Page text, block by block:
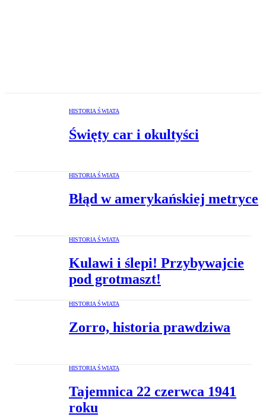
HISTORIA ŚWIATA
Święty car i okultyści
HISTORIA ŚWIATA
Błąd w amerykańskiej metryce
HISTORIA ŚWIATA
Kulawi i ślepi! Przybywajcie
pod grotmaszt!
HISTORIA ŚWIATA
Zorro, historia prawdziwa
HISTORIA ŚWIATA
Tajemnica 22 czerwca 1941
roku